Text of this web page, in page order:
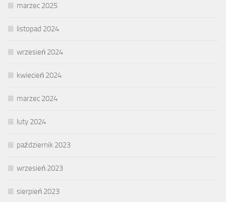
marzec 2025
listopad 2024
wrzesień 2024
kwiecień 2024
marzec 2024
luty 2024
październik 2023
wrzesień 2023
sierpień 2023